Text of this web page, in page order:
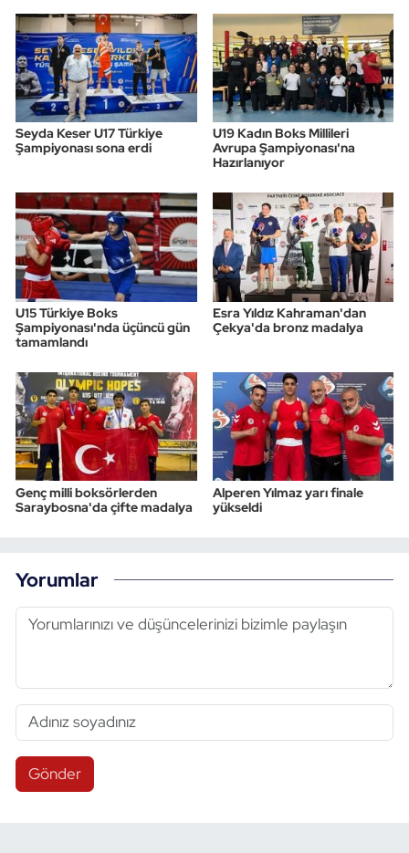
Seyda Keser U17 Türkiye
Şampiyonası sona erdi
U19 Kadın Boks Millileri
Avrupa Şampiyonası'na
Hazırlanıyor
U15 Türkiye Boks
Şampiyonası'nda üçüncü gün
tamamlandı
Esra Yıldız Kahraman'dan
Çekya'da bronz madalya
Genç milli boksörlerden
Saraybosna'da çifte madalya
Alperen Yılmaz yarı finale
yükseldi
Yorumlar
Gönder